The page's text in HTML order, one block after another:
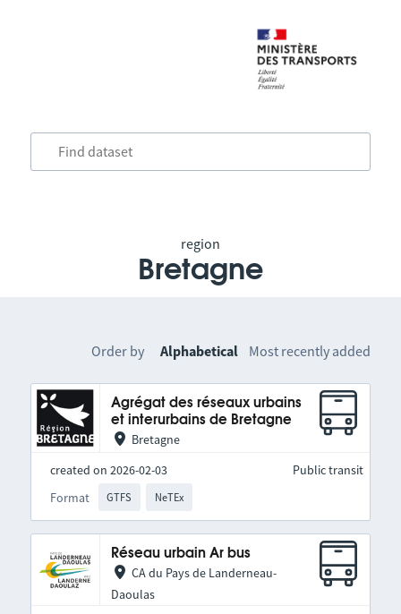
region
Bretagne
Order by Alphabetical Most recently added
Agrégat des réseaux urbains
et interurbains de Bretagne
Bretagne
created on 2026-02-03
Format
GTFS NeTEx
Public transit
Réseau urbain Ar bus
CA du Pays de Landerneau-
Daoulas